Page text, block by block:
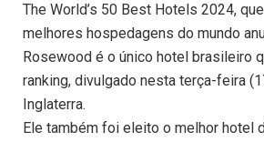
The World’s 50 Best Hotels 2024,
melhores hospedagens do mundo
Rosewood é o único hotel brasileiro
ranking, divulgado nesta terça-feira
Inglaterra.
Ele também foi eleito o melhor hotel